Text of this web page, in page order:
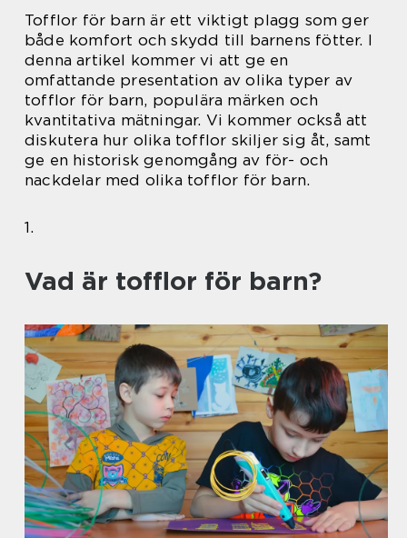
Tofflor för barn är ett viktigt plagg som ger
både komfort och skydd till barnens fötter. I
denna artikel kommer vi att ge en
omfattande presentation av olika typer av
tofflor för barn, populära märken och
kvantitativa mätningar. Vi kommer också att
diskutera hur olika tofflor skiljer sig åt, samt
ge en historisk genomgång av för- och
nackdelar med olika tofflor för barn.
1.
Vad är tofflor för barn?